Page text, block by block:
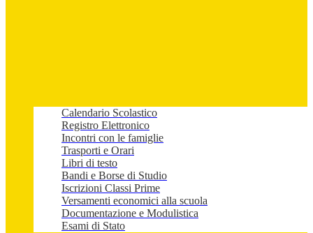
Calendario Scolastico
Registro Elettronico
Incontri con le famiglie
Trasporti e Orari
Libri di testo
Bandi e Borse di Studio
Iscrizioni Classi Prime
Versamenti economici alla scuola
Documentazione e Modulistica
Esami di Stato